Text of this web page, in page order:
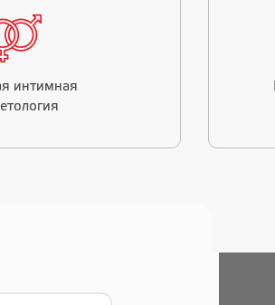
интимная